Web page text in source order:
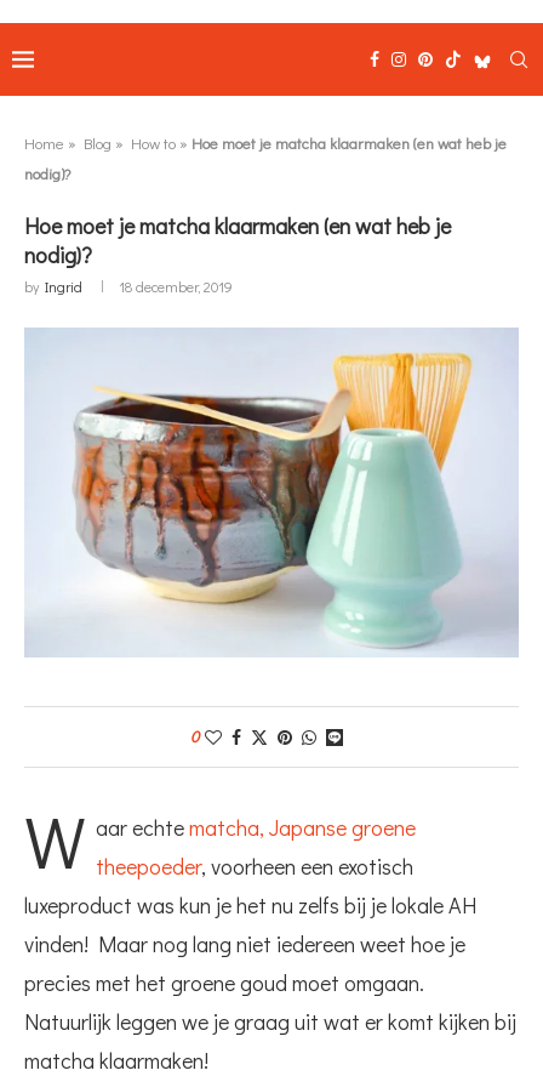
Home » Blog » How to » Hoe moet je matcha klaarmaken (en wat heb je
nodig)?
Hoe moet je matcha klaarmaken (en wat heb je
nodig)?
by Ingrid 18 december, 2019
0
W aar echtematcha, Japanse groene
theepoeder, voorheen een exotisch
luxeproduct was kun je het nu zelfs bij je lokale AH
vinden! Maar nog lang niet iedereen weet hoe je
precies met het groene goud moet omgaan.
Natuurlijk leggen we je graag uit wat er komt kijken bij
matcha klaarmaken!